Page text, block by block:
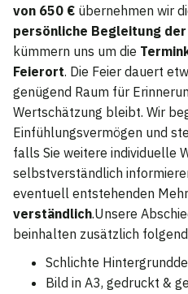
von 650 € übernehmen wir
persönliche Begleitung
kümmern uns um die
Feierort. Die Feier dauert
genügend Raum für
Wertschätzung bleibt. Wir
Einfühlungsvermögen und
falls Sie weitere individuelle
selbstverständlich
eventuell entstehenden
verständlich.Unsere
beinhalten zusätzlich
Schlichte
Bild in A3, gedruckt &